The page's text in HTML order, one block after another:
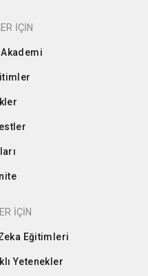
İÇİN
İÇİN
Eğitimleri
Yetenekler